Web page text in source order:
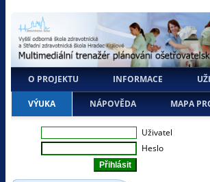
O PROJEKTU INFORMACE
VÝUKA NÁPOVĚDA MAPA
Uživatel
Heslo